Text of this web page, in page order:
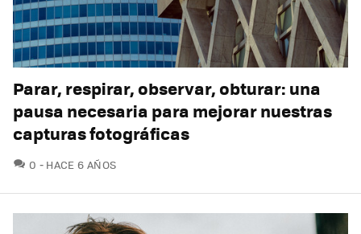
Parar, respirar, observar, obturar: una
pausa necesaria para mejorar nuestras
capturas fotográficas
0 COMENTARIOS
HACE 6 AÑOS